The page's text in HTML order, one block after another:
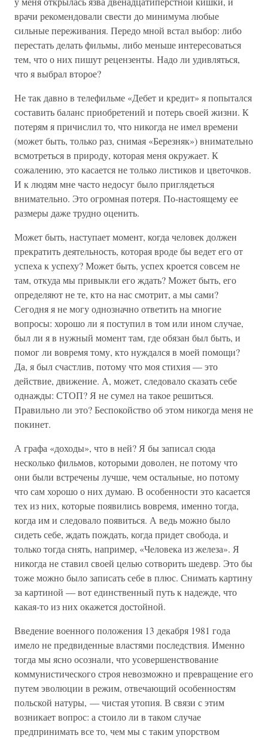
врачи рекомендовали свести до минимума любые
сильные переживания. Передо мной встал выбор: либо
перестать делать фильмы, либо меньше интересоваться
тем, что о них пишут рецензенты. Надо ли удивляться,
что я выбрал второе?
Не так давно в телефильме «Дебет и кредит» я попытался
составить баланс приобретений и потерь своей жизни. К
потерям я причислил то, что никогда не имел времени
(может быть, только раз, снимая «Березняк») внимательно
всмотреться в природу, которая меня окружает. К
сожалению, это касается не только листиков и цветочков.
И к людям мне часто недосуг было приглядеться
внимательно. Это огромная потеря. По-настоящему ее
размеры даже трудно оценить.
Может быть, наступает момент, когда человек должен
прекратить деятельность, которая вроде бы ведет его от
успеха к успеху? Может быть, успех кроется совсем не
там, откуда мы привыкли его ждать? Может быть, его
определяют не те, кто на нас смотрит, а мы сами?
Сегодня я не могу однозначно ответить на многие
вопросы: хорошо ли я поступил в том или ином случае,
был ли я в нужный момент там, где обязан был быть, и
помог ли вовремя тому, кто нуждался в моей помощи?
Да, я был счастлив, потому что моя стихия — это
действие, движение. А, может, следовало сказать себе
однажды: СТОП? Я не сумел на такое решиться.
Правильно ли это? Беспокойство об этом никогда меня не
покинет.
А графа «доходы», что в ней? Я бы записал сюда
несколько фильмов, которыми доволен, не потому что
они были встречены лучше, чем остальные, но потому
что сам хорошо о них думаю. В особенности это касается
тех из них, которые появились вовремя, именно тогда,
когда им и следовало появиться. А ведь можно было
сидеть себе, ждать пождать, когда придет свобода, и
только тогда снять, например, «Человека из железа». Я
никогда не ставил своей целью сотворить шедевр. Это бы
тоже можно было записать себе в плюс. Снимать картину
за картиной — вот единственный путь к надежде, что
какая-то из них окажется достойной.
Введение военного положения 13 декабря 1981 года
имело не предвиденные властями последствия. Именно
тогда мы ясно осознали, что усовершенствование
коммунистического строя невозможно и превращение его
путем эволюции в режим, отвечающий особенностям
польской натуры, — чистая утопия. В связи с этим
возникает вопрос: а стоило ли в таком случае
предпринимать все то, чем мы с таким упорством